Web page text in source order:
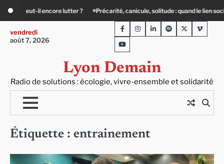
content
canicule, solitude : quand le lien social devient essentiel « Ça chauffe » :
vendredi
août 7, 2026
Lyon Demain
Radio de solutions : écologie, vivre-ensemble et solidarité
FacebookInstagram
LinkedInSpotifyTwitterViméo
Youtube
Étiquette : entrainement